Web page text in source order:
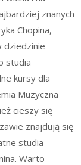
znanych
Chopina,
dziedzinie
studia
kursy dla
Muzyczna
cieszy się
znajdują się
studia
Warto